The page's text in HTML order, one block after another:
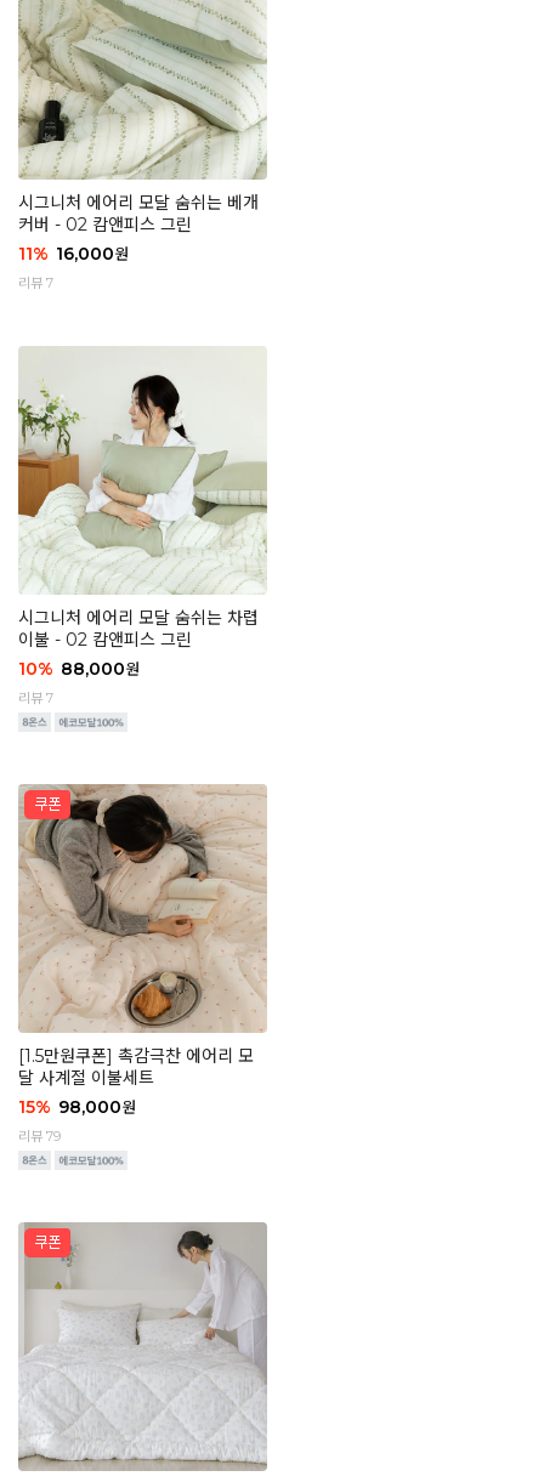
시그니처 에어리 모달 숨쉬는 베개
커버 - 02 캄앤피스 그린
11% 16,000원
리뷰 7
시그니처 에어리 모달 숨쉬는 차렵
이불 - 02 캄앤피스 그린
10% 88,000원
리뷰 7
[1.5만원쿠폰] 촉감극찬 에어리 모
달 사계절 이불세트
15% 98,000원
리뷰 79